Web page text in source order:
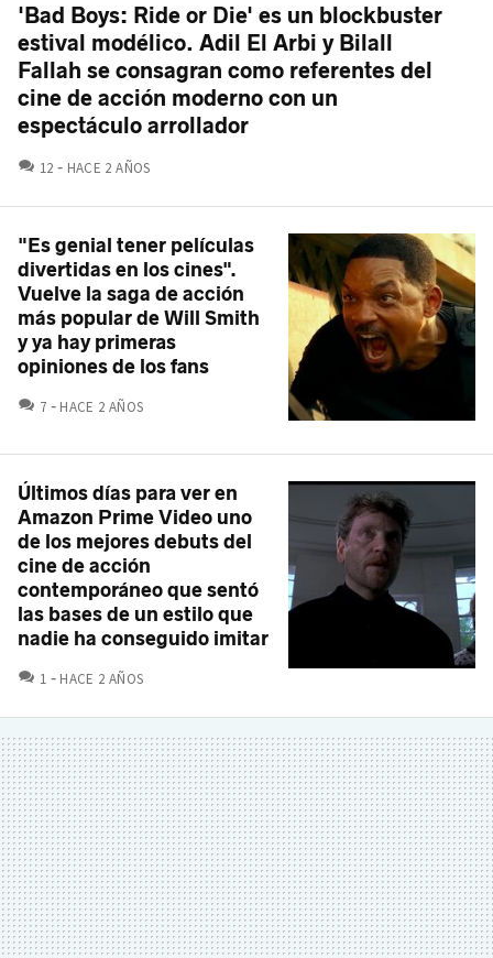
'Bad Boys: Ride or Die' es un blockbuster
estival modélico. Adil El Arbi y Bilall
Fallah se consagran como referentes del
cine de acción moderno con un
espectáculo arrollador
12 COMENTARIOS
HACE 2 AÑOS
"Es genial tener películas
divertidas en los cines".
Vuelve la saga de acción
más popular de Will Smith
y ya hay primeras
opiniones de los fans
7 COMENTARIOS
HACE 2 AÑOS
Últimos días para ver en
Amazon Prime Video uno
de los mejores debuts del
cine de acción
contemporáneo que sentó
las bases de un estilo que
nadie ha conseguido imitar
1 COMENTARIOS
HACE 2 AÑOS